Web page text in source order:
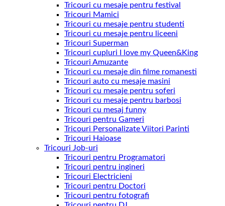
Tricouri cu mesaje pentru festival
Tricouri Mamici
Tricouri cu mesaje pentru studenti
Tricouri cu mesaje pentru liceeni
Tricouri Superman
Tricouri cupluri I love my Queen&King
Tricouri Amuzante
Tricouri cu mesaje din filme romanesti
Tricouri auto cu mesaje masini
Tricouri cu mesaje pentru soferi
Tricouri cu mesaje pentru barbosi
Tricouri cu mesaj funny
Tricouri pentru Gameri
Tricouri Personalizate Viitori Parinti
Tricouri Haioase
Tricouri Job-uri
Tricouri pentru Programatori
Tricouri pentru ingineri
Tricouri Electricieni
Tricouri pentru Doctori
Tricouri pentru fotografi